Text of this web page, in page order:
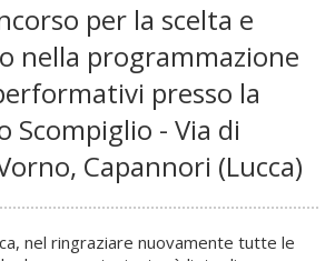
per la scelta e
nella programmazione
presso la
Scompiglio - Via di
Capannori (Lucca)
nel ringraziare nuovamente tutte le